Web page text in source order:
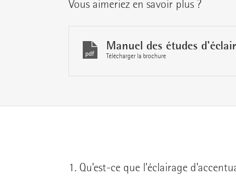
Vous aimeriez en savoir plus ?
Manuel des études
Télécharger la brochure
1. Qu’est-ce que l’éclairage